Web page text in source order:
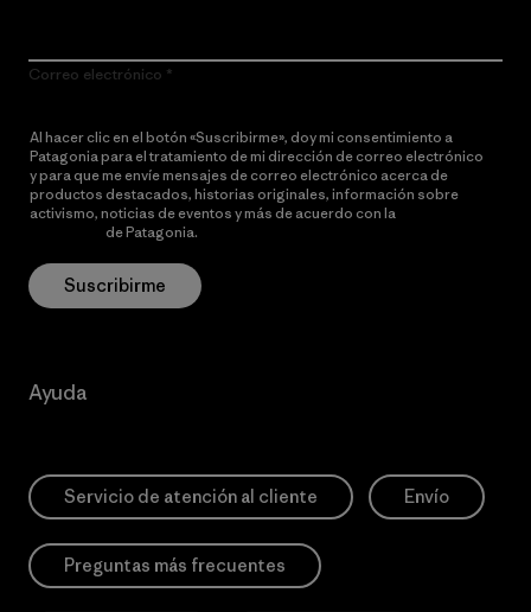
Correo electrónico
Al hacer clic en el botón «Suscribirme», doy mi consentimiento a
Patagonia para el tratamiento de mi dirección de correo electrónico
y para que me envíe mensajes de correo electrónico acerca de
productos destacados, historias originales, información sobre
activismo, noticias de eventos y más de acuerdo con la
de Patagonia.
Suscribirme
Ayuda
Servicio de atención al cliente Envío
Preguntas más frecuentes